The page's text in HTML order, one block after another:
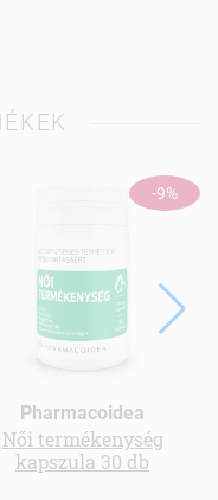
-9%
Pharmacoidea
Női termékenység
kapszula 30 db